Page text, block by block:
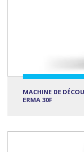
MACHINE DE
ERMA 30F